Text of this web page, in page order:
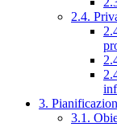
2.4.
3.
3.1.